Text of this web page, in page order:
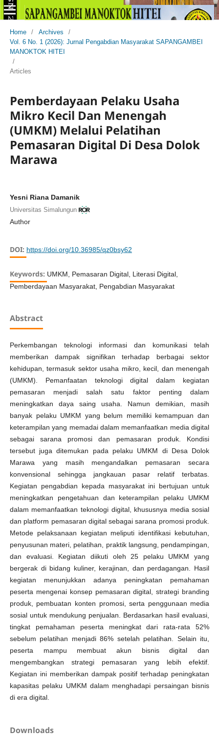
Home / Archives
/
Vol. 6 No. 1 (2026): Jurnal Pengabdian Masyarakat SAPANGAMBEI
MANOKTOK HITEI
/
Articles
Pemberdayaan Pelaku Usaha
Mikro Kecil Dan Menengah
(UMKM) Melalui Pelatihan
Pemasaran Digital Di Desa Dolok
Marawa
Yesni Riana Damanik
Universitas Simalungun
Author
DOI: https://doi.org/10.36985/qz0bsy62
Keywords: UMKM, Pemasaran Digital, Literasi Digital,
Pemberdayaan Masyarakat, Pengabdian Masyarakat
Abstract
Perkembangan teknologi informasi dan komunikasi telah
memberikan dampak signifikan terhadap berbagai sektor
kehidupan, termasuk sektor usaha mikro, kecil, dan menengah
(UMKM). Pemanfaatan teknologi digital dalam kegiatan
pemasaran menjadi salah satu faktor penting dalam
meningkatkan daya saing usaha. Namun demikian, masih
banyak pelaku UMKM yang belum memiliki kemampuan dan
keterampilan yang memadai dalam memanfaatkan media digital
sebagai sarana promosi dan pemasaran produk. Kondisi
tersebut juga ditemukan pada pelaku UMKM di Desa Dolok
Marawa yang masih mengandalkan pemasaran secara
konvensional sehingga jangkauan pasar relatif terbatas.
Kegiatan pengabdian kepada masyarakat ini bertujuan untuk
meningkatkan pengetahuan dan keterampilan pelaku UMKM
dalam memanfaatkan teknologi digital, khususnya media sosial
dan platform pemasaran digital sebagai sarana promosi produk.
Metode pelaksanaan kegiatan meliputi identifikasi kebutuhan,
penyusunan materi, pelatihan, praktik langsung, pendampingan,
dan evaluasi. Kegiatan diikuti oleh 25 pelaku UMKM yang
bergerak di bidang kuliner, kerajinan, dan perdagangan. Hasil
kegiatan menunjukkan adanya peningkatan pemahaman
peserta mengenai konsep pemasaran digital, strategi branding
produk, pembuatan konten promosi, serta penggunaan media
sosial untuk mendukung penjualan. Berdasarkan hasil evaluasi,
tingkat pemahaman peserta meningkat dari rata-rata 52%
sebelum pelatihan menjadi 86% setelah pelatihan. Selain itu,
peserta mampu membuat akun bisnis digital dan
mengembangkan strategi pemasaran yang lebih efektif.
Kegiatan ini memberikan dampak positif terhadap peningkatan
kapasitas pelaku UMKM dalam menghadapi persaingan bisnis
di era digital.
Downloads